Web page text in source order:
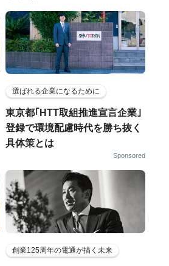
選ばれる企業になるために
東京都｢HTT取組推進宣言企業｣
登録で環境配慮時代を勝ち抜く
具体策とは
Sponsored
創業125周年の電通が描く未来